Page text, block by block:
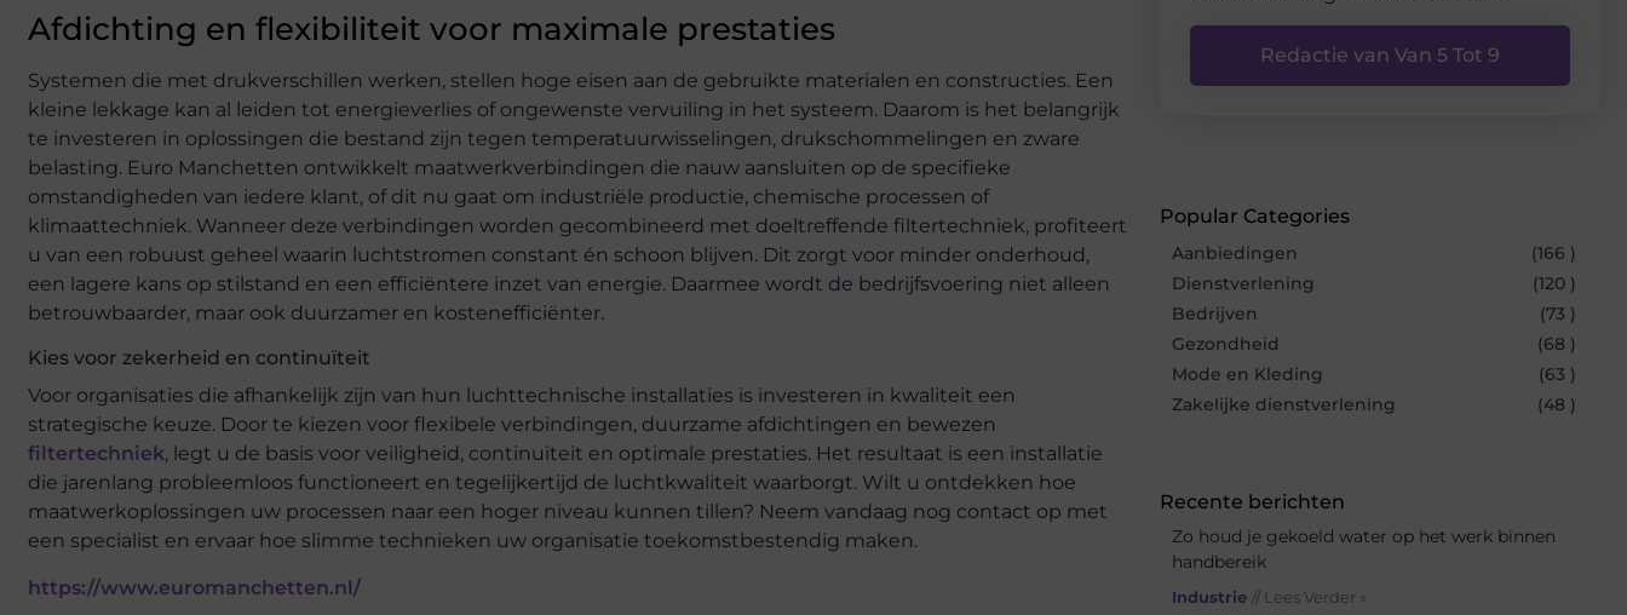
Afdichting en flexibiliteit voor maximale prestaties
Systemen die met drukverschillen werken, stellen hoge eisen aan de gebruikte materialen en constructies. Een
kleine lekkage kan al leiden tot energieverlies of ongewenste vervuiling in het systeem. Daarom is het belangrijk
te investeren in oplossingen die bestand zijn tegen temperatuurwisselingen, drukschommelingen en zware
belasting. Euro Manchetten ontwikkelt maatwerkverbindingen die nauw aansluiten op de specifieke
omstandigheden van iedere klant, of dit nu gaat om industriële productie, chemische processen of
klimaattechniek. Wanneer deze verbindingen worden gecombineerd met doeltreffende filtertechniek, profiteert
u van een robuust geheel waarin luchtstromen constant én schoon blijven. Dit zorgt voor minder onderhoud,
een lagere kans op stilstand en een efficiëntere inzet van energie. Daarmee wordt de bedrijfsvoering niet alleen
betrouwbaarder, maar ook duurzamer en kostenefficiënter.
Kies voor zekerheid en continuïteit
Voor organisaties die afhankelijk zijn van hun luchttechnische installaties is investeren in kwaliteit een
strategische keuze. Door te kiezen voor flexibele verbindingen, duurzame afdichtingen en bewezen
filtertechniek, legt u de basis voor veiligheid, continuïteit en optimale prestaties. Het resultaat is een installatie
die jarenlang probleemloos functioneert en tegelijkertijd de luchtkwaliteit waarborgt. Wilt u ontdekken hoe
maatwerkoplossingen uw processen naar een hoger niveau kunnen tillen? Neem vandaag nog contact op met
een specialist en ervaar hoe slimme technieken uw organisatie toekomstbestendig maken.
https://www.euromanchetten.nl/
Redactie van Van 5 Tot 9
Popular Categories
Aanbiedingen
(166 )
Dienstverlening
(120 )
Bedrijven
(73 )
Gezondheid
(68 )
Mode en Kleding
(63 )
Zakelijke dienstverlening
(48 )
Recente berichten
Zo houd je gekoeld water op het werk binnen
handbereik
Industrie // Lees Verder »